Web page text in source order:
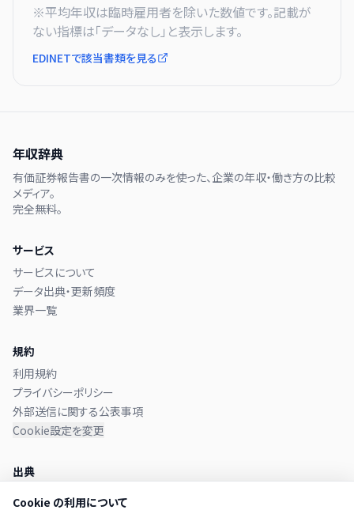
※平均年収は臨時雇用者を除いた数値です。記載が
ない指標は「データなし」と表示します。
EDINETで該当書類を見る
年収辞典
有価証券報告書の一次情報のみを使った、企業の年収・働き方の比較
メディア。
完全無料。
サービス
サービスについて
データ出典・更新頻度
業界一覧
規約
利用規約
プライバシーポリシー
外部送信に関する公表事項
Cookie設定を変更
出典
本サイトのデータは
Cookie の利用について